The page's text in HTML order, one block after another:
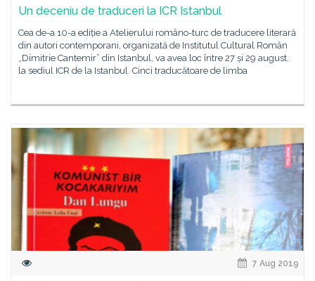
Un deceniu de traduceri la ICR Istanbul
Cea de-a 10-a ediție a Atelierului româno-turc de traducere literară
din autori contemporani, organizată de Institutul Cultural Român
„Dimitrie Cantemir” din Istanbul, va avea loc între 27 și 29 august,
la sediul ICR de la Istanbul. Cinci traducătoare de limba
7 Aug 2019